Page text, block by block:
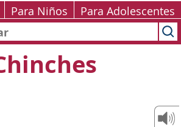
Para Niños Para Adolescentes